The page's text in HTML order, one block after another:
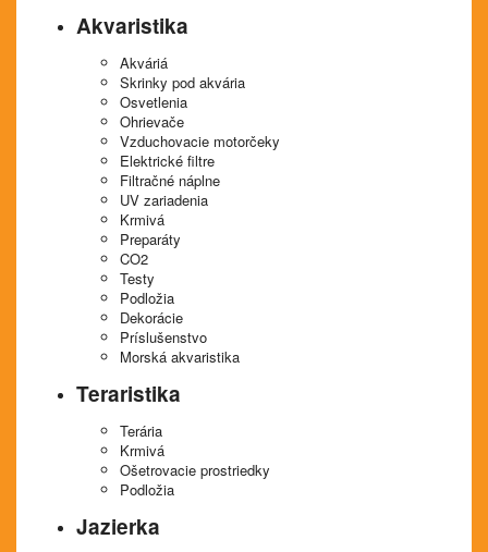
Akvaristika
Akváriá
Skrinky pod akvária
Osvetlenia
Ohrievače
Vzduchovacie motorčeky
Elektrické filtre
Filtračné náplne
UV zariadenia
Krmivá
Preparáty
CO2
Testy
Podložia
Dekorácie
Príslušenstvo
Morská akvaristika
Teraristika
Terária
Krmivá
Ošetrovacie prostriedky
Podložia
Jazierka